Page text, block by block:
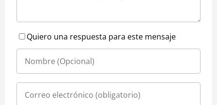
Quiero una respuesta para este mensaje